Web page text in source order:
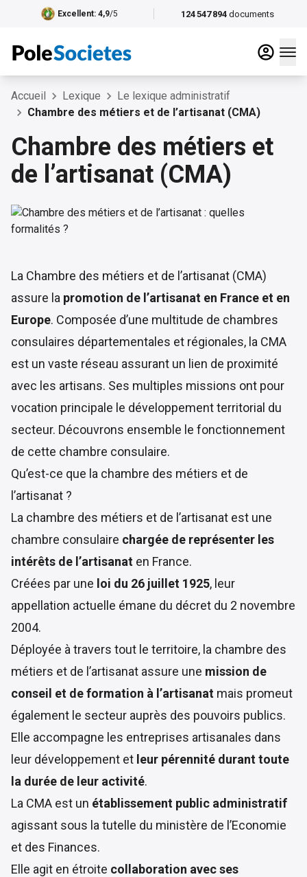
124 547 894 documents
Excellent: 4,9/5
Accueil Lexique
Le lexique administratif
Chambre des métiers et de l’artisanat (CMA)
Chambre des métiers et
de l’artisanat (CMA)
La Chambre des métiers et de l’artisanat (CMA)
assure la promotion de l’artisanat en France et en
Europe. Composée d’une multitude de chambres
consulaires départementales et régionales, la CMA
est un vaste réseau assurant un lien de proximité
avec les artisans. Ses multiples missions ont pour
vocation principale le développement territorial du
secteur. Découvrons ensemble le fonctionnement
de cette chambre consulaire.
Qu’est-ce que la chambre des métiers et de
l’artisanat ?
La chambre des métiers et de l’artisanat est une
chambre consulaire chargée de représenter les
intérêts de l’artisanat en France.
Créées par une loi du 26 juillet 1925, leur
appellation actuelle émane du décret du 2 novembre
2004.
Déployée à travers tout le territoire, la chambre des
métiers et de l’artisanat assure une mission de
conseil et de formation à l’artisanat mais promeut
également le secteur auprès des pouvoirs publics.
Elle accompagne les entreprises artisanales dans
leur développement et leur pérennité durant toute
la durée de leur activité.
La CMA est un établissement public administratif
agissant sous la tutelle du ministère de l’Economie
et des Finances.
Elle agit en étroite collaboration avec ses